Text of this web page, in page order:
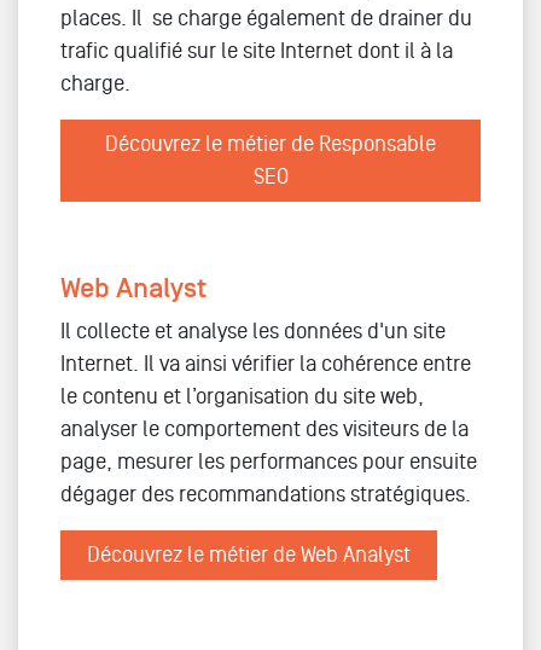
places. Il se charge également de drainer du
trafic qualifié sur le site Internet dont il à la
charge.
Découvrez le métier de Responsable
SEO
Web Analyst
Il collecte et analyse les données d'un site
Internet. Il va ainsi vérifier la cohérence entre
le contenu et l’organisation du site web,
analyser le comportement des visiteurs de la
page, mesurer les performances pour ensuite
dégager des recommandations stratégiques.
Découvrez le métier de Web Analyst